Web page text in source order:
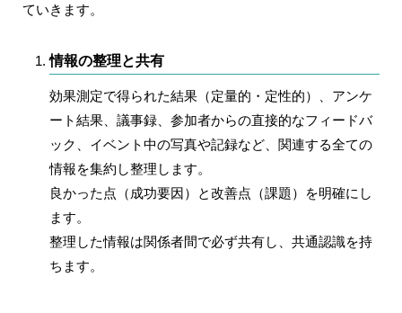
ていきます。
情報の整理と共有
効果測定で得られた結果（定量的・定性的）、アンケ
ート結果、議事録、参加者からの直接的なフィードバ
ック、イベント中の写真や記録など、関連する全ての
情報を集約し整理します。
良かった点（成功要因）と改善点（課題）を明確にし
ます。
整理した情報は関係者間で必ず共有し、共通認識を持
ちます。